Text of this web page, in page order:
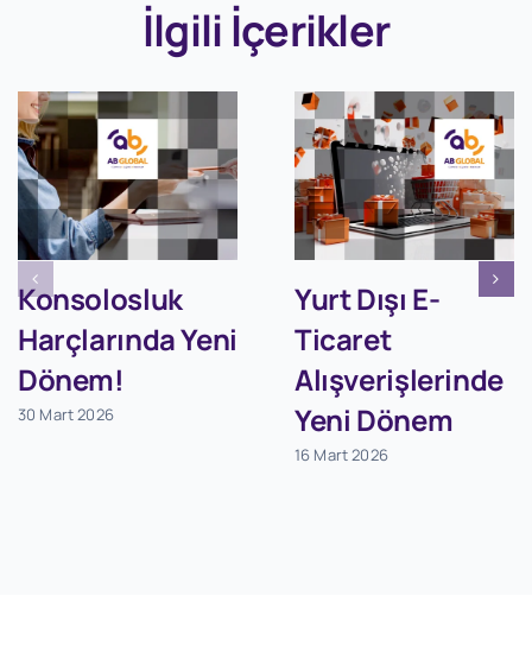
İlgili İçerikler
Konsolosluk
Harçlarında Yeni
Dönem!
30 Mart 2026
Yurt Dışı E-
Ticaret
Alışverişlerinde
Yeni Dönem
16 Mart 2026